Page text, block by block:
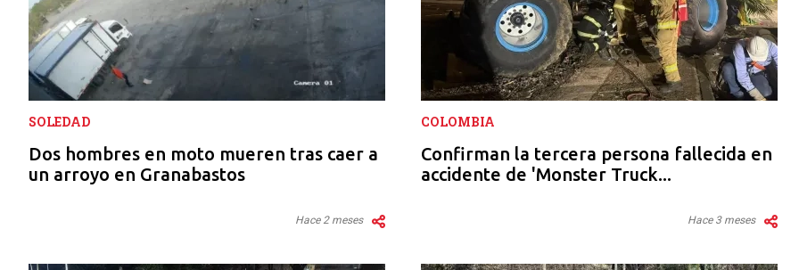
SOLEDAD
Dos hombres en moto mueren tras caer a
un arroyo en Granabastos
Hace 2 meses
COLOMBIA
Confirman la tercera persona fallecida en
accidente de 'Monster Truck...
Hace 3 meses